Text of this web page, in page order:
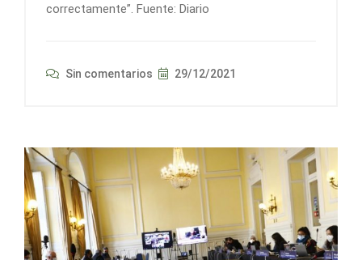
correctamente”. Fuente: Diario
Sin comentarios 29/12/2021